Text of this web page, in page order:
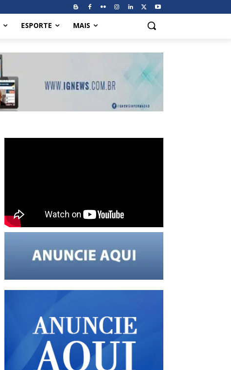
ESPORTE MAIS